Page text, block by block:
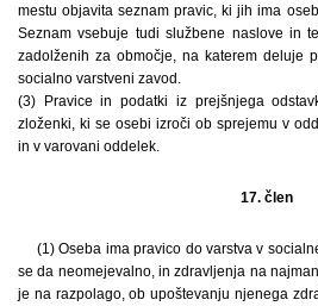
mestu objavita seznam pravic, ki jih ima
Seznam vsebuje tudi službene naslove in
zadolženih za območje, na katerem deluje
socialno varstveni zavod.
(3) Pravice in podatki iz prejšnjega
zloženki, ki se osebi izroči ob sprejemu v
in v varovani oddelek.
17. člen
(1) Oseba ima pravico do varstva v
se da neomejevalno, in zdravljenja na
je na razpolago, ob upoštevanju njenega